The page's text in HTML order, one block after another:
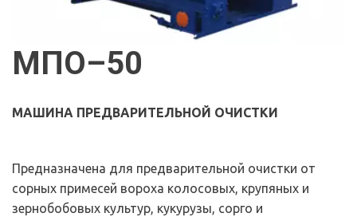
МПО–50
МАШИНА ПРЕДВАРИТЕЛЬНОЙ ОЧИСТКИ
Предназначена для предварительной очистки от
сорных примесей вороха колосовых, крупяных и
зернобобовых культур, кукурузы, сорго и